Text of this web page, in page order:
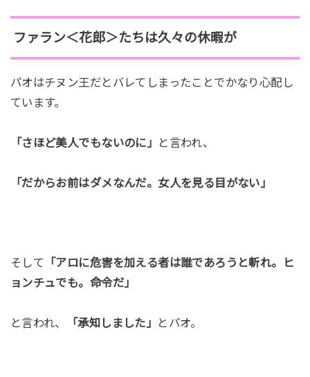
ファラン＜花郎＞たちは久々の休暇が
パオはチヌン王だとバレてしまったことでかなり心配し
ています。
「さほど美人でもないのに」 と言われ、
「だからお前はダメなんだ。女人を見る目がない」
そして 「アロに危害を加える者は誰であろうと斬れ。ヒ
ョンチュでも。命令だ」
と言われ、 「承知しました」 とパオ。